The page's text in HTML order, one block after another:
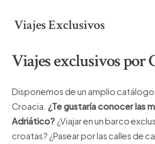
Viajes Exclusivos
Viajes exclusivos por
Disponemos de un amplio
Croacia. ¿Te gustaría conocer las
Adriático? ¿Viajar en un barco
croatas? ¿Pasear por las calles de